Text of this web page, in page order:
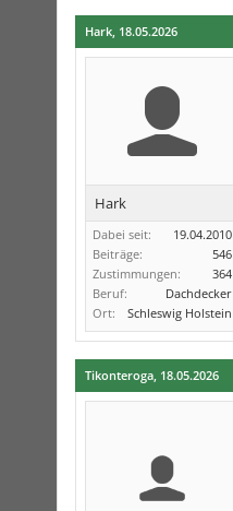
Hark, 18.05.2026
Hark
Dabei seit:
19.04.2010
Beiträge:
546
Zustimmungen:
364
Beruf:
Dachdecker
Ort:
Schleswig Holstein
Tikonteroga, 18.05.2026